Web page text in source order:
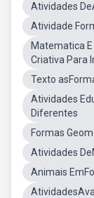
Atividades
Atividade
Matematica
Criativa Para
Texto
Atividades
Diferentes
Formas
Atividades
Animais